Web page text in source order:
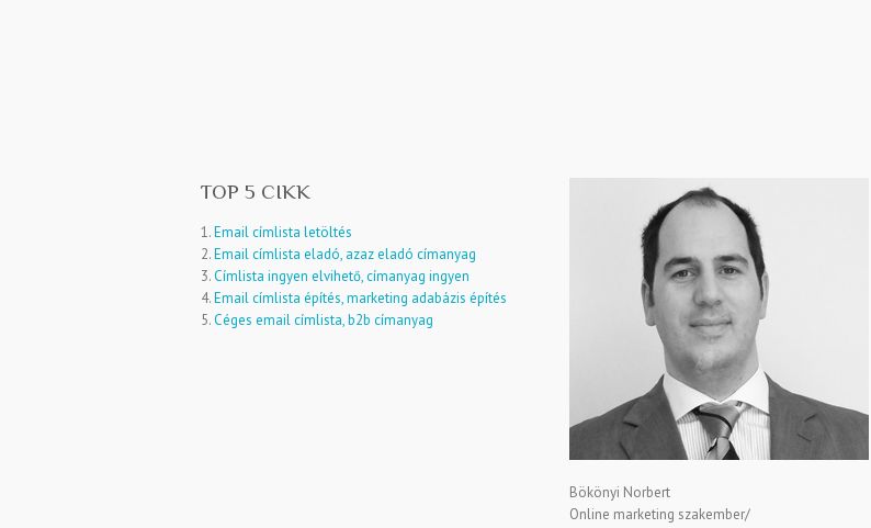
TOP 5 CIKK
1.Email címlista letöltés
2.Email címlista eladó, azaz eladó címanyag
3.Címlista ingyen elvihető, címanyag ingyen
4.Email címlista építés, marketing adabázis építés
5.Céges email címlista, b2b címanyag
Bökönyi Norbert
Online marketing szakember/